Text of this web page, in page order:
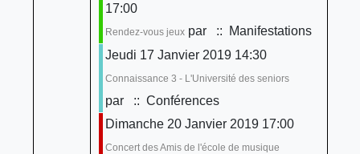
17:00
Rendez-vous jeuxpar
:: Manifestations
Jeudi 17 Janvier 2019 14:30
Connaissance 3 - L'Université des seniors
par
:: Conférences
Dimanche 20 Janvier 2019 17:00
Concert des Amis de l'école de musique